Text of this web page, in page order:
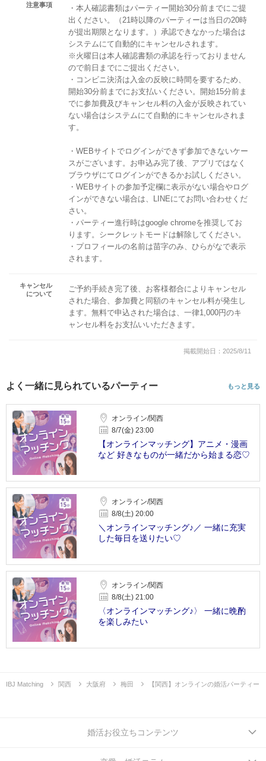
注意事項
・本人確認書類はパーティー開始30分前までにご提
出ください。（21時以降のパーティーは当日の20時
が提出期限となります。）承認できなかった場合は
システムにて自動的にキャンセルされます。
※火曜日は本人確認書類の承認を行っておりません
ので前日までにご提出ください。
・コンビニ決済は入金の反映に時間を要するため、
開始30分前までにお支払いください。開始15分前ま
でに参加費及びキャンセル料の入金が反映されてい
ない場合はシステムにて自動的にキャンセルされま
す。
・WEBサイトでログインができず参加できないケー
スがございます。お申込み完了後、アプリではなく
ブラウザにてログインができるかお試しください。
・WEBサイトの参加予定欄に表示がない場合やログ
インができない場合は、LINEにてお問い合わせくだ
さい。
・パーティー進行時はgoogle chromeを推奨してお
ります。シークレットモードは解除してください。
・プロフィールの名前は苗字のみ、ひらがなで表示
されます。
キャンセル
について
ご予約手続き完了後、お客様都合によりキャンセル
された場合、参加費と同額のキャンセル料が発生し
ます。無料で申込された場合は、一律1,000円のキ
ャンセル料をお支払いいただきます。
掲載開始日：2025/8/11
よく一緒に見られているパーティー もっと見る
オンライン/関西
8/7(金) 23:00
【オンラインマッチング】アニメ・漫画
など 好きなものが一緒だから始まる恋♡
オンライン/関西
8/8(土) 20:00
＼オンラインマッチング♪／ 一緒に充実
した毎日を送りたい♡
オンライン/関西
8/8(土) 21:00
〈オンラインマッチング♪〉 一緒に晩酌
を楽しみたい
IBJ Matching 関西 大阪府 梅田 【関西】オンラインの婚活パーティー
婚活お役立ちコンテンツ